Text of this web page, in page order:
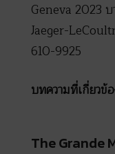
Geneva 2023
Jaeger-
610-9925
บทความที่เกี่ยวข้
The Grande